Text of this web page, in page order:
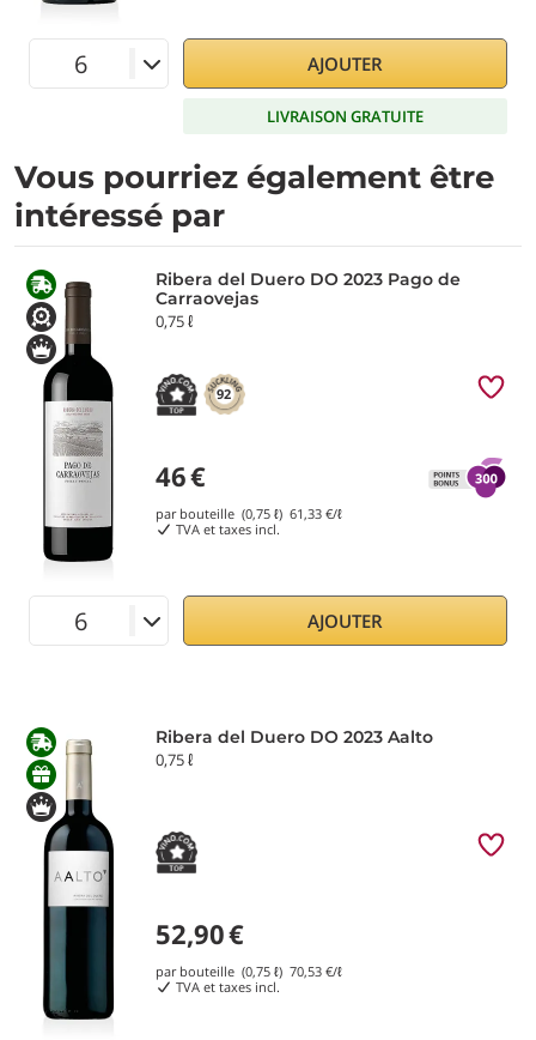
AJOUTER
LIVRAISON GRATUITE
Vous pourriez également être
intéressé par
Ribera del Duero DO 2023 Pago de
Carraovejas
0,75 ℓ
92
46€
par bouteille (0,75 ℓ) 61,33 €/ℓ
TVA et taxes incl.
AJOUTER
Ribera del Duero DO 2023 Aalto
0,75 ℓ
52,90€
par bouteille (0,75 ℓ) 70,53 €/ℓ
TVA et taxes incl.